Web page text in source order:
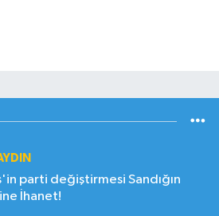
parti değiştirmesi Sandığın
İhanet!